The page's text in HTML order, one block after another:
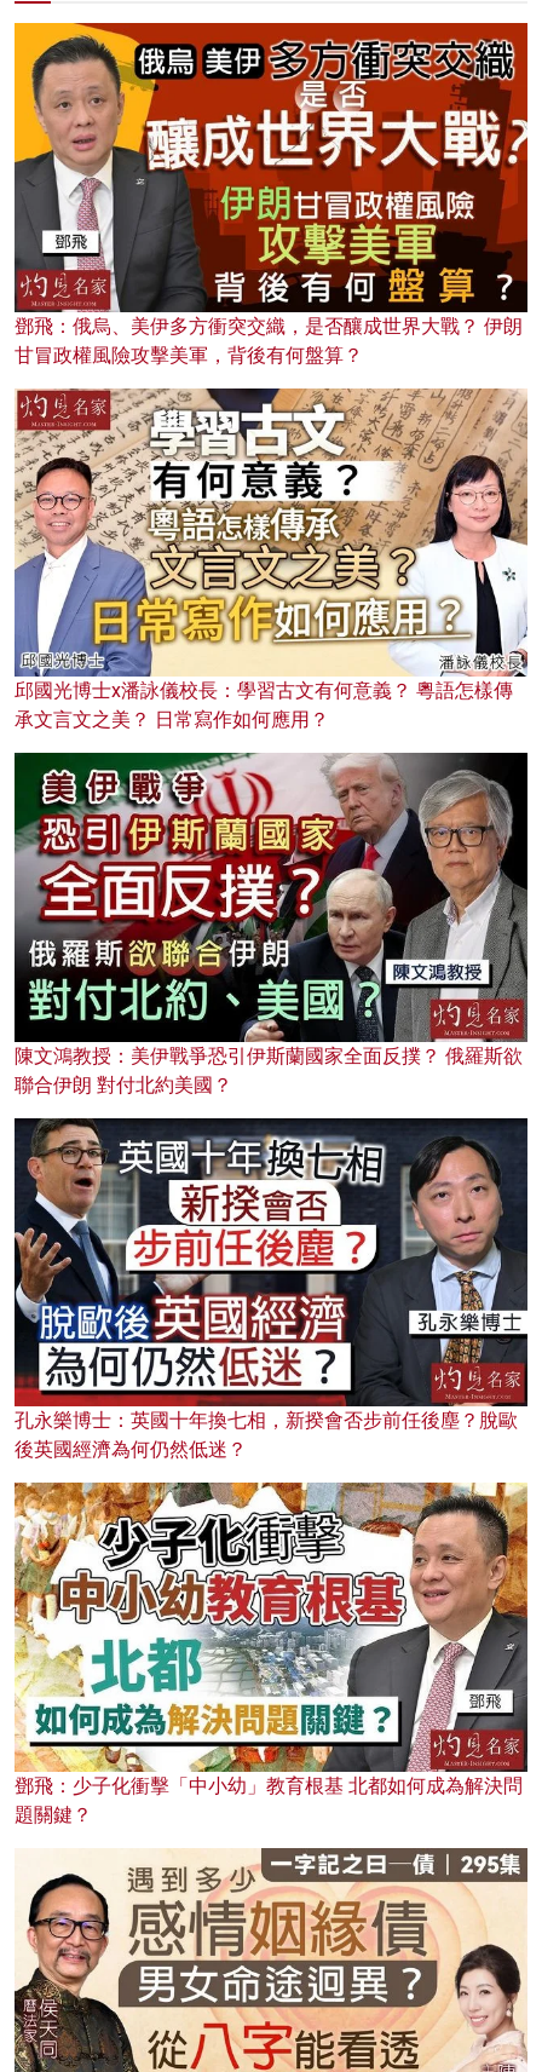
鄧飛：俄烏、美伊多方衝突交織，是否釀成世界大戰？ 伊朗
甘冒政權風險攻擊美軍，背後有何盤算？
邱國光博士x潘詠儀校長：學習古文有何意義？ 粵語怎樣傳
承文言文之美？ 日常寫作如何應用？
陳文鴻教授：美伊戰爭恐引伊斯蘭國家全面反撲？ 俄羅斯欲
聯合伊朗 對付北約美國？
孔永樂博士：英國十年換七相，新揆會否步前任後塵？脫歐
後英國經濟為何仍然低迷？
鄧飛：少子化衝擊「中小幼」教育根基 北都如何成為解決問
題關鍵？